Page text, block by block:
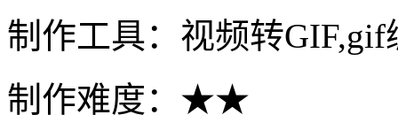
制作工具：视频转GIF,gif
制作难度：★★